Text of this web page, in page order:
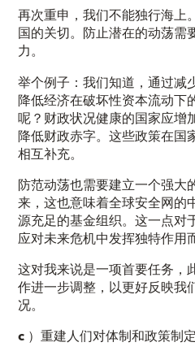
再次重申，我们不能独行海上
国的关切。防止潜在的动荡需
力。
举个例子：我们知道，通过减
降低经济在破坏性资本流动下
呢？财政状况健康的国家应增
降低财政赤字。这些政策在国
相互补充。
防范动荡也需要建立一个强大
来，这也意味着全球安全网的
源充足的基金组织。这一点对
应对未来危机中发挥独特作用
这对我来说是一项首要任务，
作进一步调整，以更好反映我
况。
c ）重建人们对体制和政策制